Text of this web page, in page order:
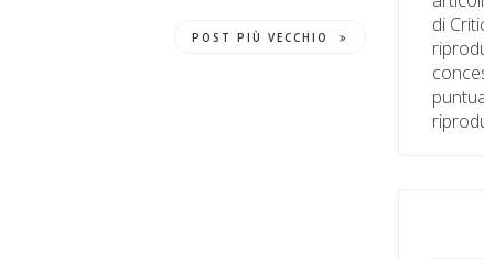
POST PIÙ VECCHIO
di